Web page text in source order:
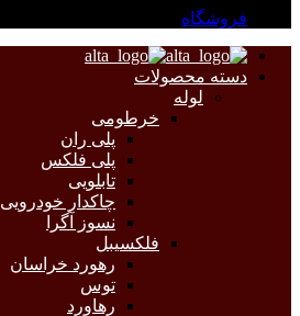
فروشگاه
دسته محصولات
لوله
خرطومی
پلی ران
پلی فلکس
تابلویی
چاکدار خودرویی
نسوز آگرا
فلکسیبل
رهورد خراسان
توس
رهاورد